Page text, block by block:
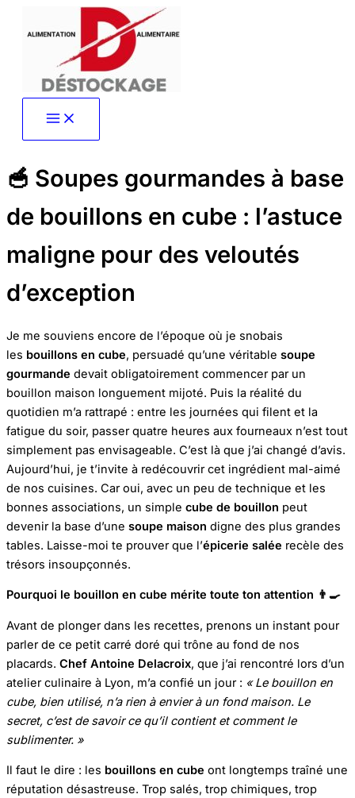
🥣 Soupes gourmandes à base
de bouillons en cube : l’astuce
maligne pour des veloutés
d’exception
Je me souviens encore de l’époque où je snobais
les bouillons en cube, persuadé qu’une véritable soupe
gourmande devait obligatoirement commencer par un
bouillon maison longuement mijoté. Puis la réalité du
quotidien m’a rattrapé : entre les journées qui filent et la
fatigue du soir, passer quatre heures aux fourneaux n’est tout
simplement pas envisageable. C’est là que j’ai changé d’avis.
Aujourd’hui, je t’invite à redécouvrir cet ingrédient mal-aimé
de nos cuisines. Car oui, avec un peu de technique et les
bonnes associations, un simple cube de bouillon peut
devenir la base d’une soupe maison digne des plus grandes
tables. Laisse-moi te prouver que l’épicerie salée recèle des
trésors insoupçonnés.
Pourquoi le bouillon en cube mérite toute ton attention 👨
Avant de plonger dans les recettes, prenons un instant pour
parler de ce petit carré doré qui trône au fond de nos
placards. Chef Antoine Delacroix, que j’ai rencontré lors d’un
atelier culinaire à Lyon, m’a confié un jour : « Le bouillon en
cube, bien utilisé, n’a rien à envier à un fond maison. Le
secret, c’est de savoir ce qu’il contient et comment le
sublimenter. »
Il faut le dire : les bouillons en cube ont longtemps traîné une
réputation désastreuse. Trop salés, trop chimiques, trop